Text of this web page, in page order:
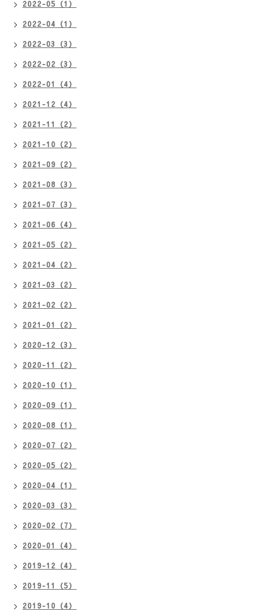
2022-05（1）
2022-04（1）
2022-03（3）
2022-02（3）
2022-01（4）
2021-12（4）
2021-11（2）
2021-10（2）
2021-09（2）
2021-08（3）
2021-07（3）
2021-06（4）
2021-05（2）
2021-04（2）
2021-03（2）
2021-02（2）
2021-01（2）
2020-12（3）
2020-11（2）
2020-10（1）
2020-09（1）
2020-08（1）
2020-07（2）
2020-05（2）
2020-04（1）
2020-03（3）
2020-02（7）
2020-01（4）
2019-12（4）
2019-11（5）
2019-10（4）